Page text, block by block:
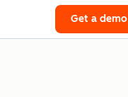
Get a demo